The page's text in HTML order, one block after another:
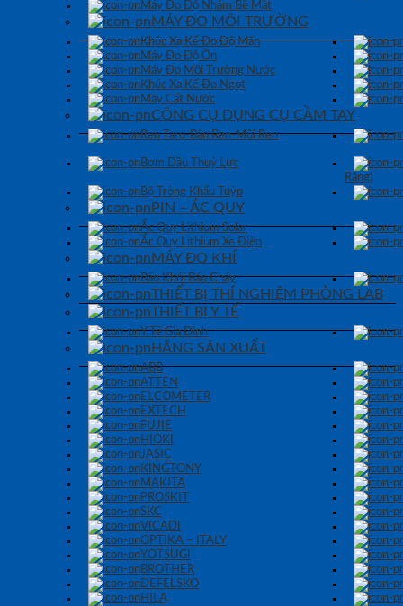
Máy Đo Độ Nhám Bề Mặt
MÁY ĐO MÔI TRƯỜNG
Khúc Xạ Kế Đo Độ Mặn
Máy Đo Độ Ồn
Máy Đo Môi Trường Nước
Khúc Xạ Kế Đo Ngọt
Máy Cất Nước
CÔNG CỤ DỤNG CỤ CẦM TAY
Ren Taro-Bàn Ren-Mũi Ren
Bơm Dầu Thuỷ Lực
Răng)
Bộ Tròng Khẩu Tuýp
PIN – ẮC QUY
Ắc Quy Lithium Solar
Ắc Quy Lithium Xe Điện
MÁY ĐO KHÍ
Báo Khói Báo Cháy
THIẾT BỊ THÍ NGHIỆM PHÒNG LAB
THIẾT BỊ Y TẾ
Y Tế Gia Đình
HÃNG SẢN XUẤT
ABB
ATTEN
ELCOMETER
EXTECH
FUJIE
HIOKI
JASIC
KINGTONY
MAKITA
PROSKIT
SKC
VICADI
OPTIKA – ITALY
YOTSUGI
BROTHER
DEFELSKO
HILA